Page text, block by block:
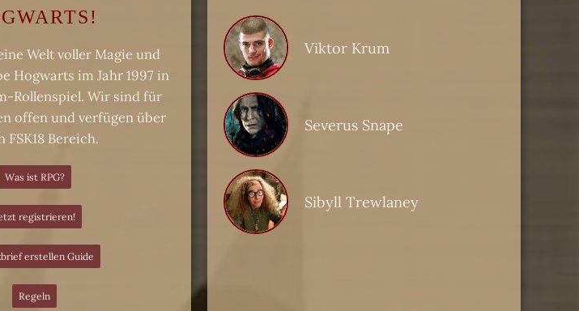
Welt voller Magie und
Hogwarts im Jahr 1997 in
Rollenspiel. Wir sind für
offen und verfügen über
FSK18 Bereich.
Was ist RPG?
registrieren!
erstellen Guide
Regeln
Viktor Krum
Severus Snape
Sibyll Trewlaney